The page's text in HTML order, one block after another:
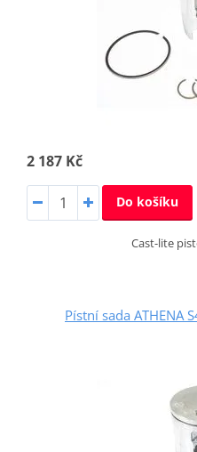
2 187 Kč
Do košíku
Cast-lite
Pístní sada ATHENA